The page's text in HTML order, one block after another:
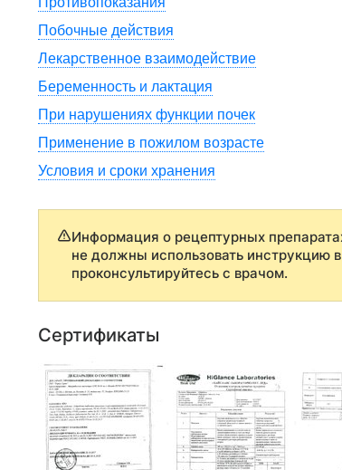
Побочные действия
Лекарственное взаимодействие
Беременность и лактация
При нарушениях функции почек
Применение в пожилом возрасте
Условия и сроки хранения
Информация о рецептурных
не должны использовать инструкцию
проконсультируйтесь с врачом.
Сертификаты